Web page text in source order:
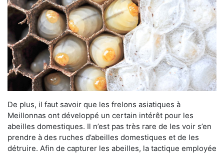
De plus, il faut savoir que les frelons asiatiques à
Meillonnas ont développé un certain intérêt pour les
abeilles domestiques. Il n’est pas très rare de les voir s’en
prendre à des ruches d’abeilles domestiques et de les
détruire. Afin de capturer les abeilles, la tactique employée